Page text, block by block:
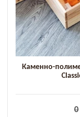
Каменно-
0